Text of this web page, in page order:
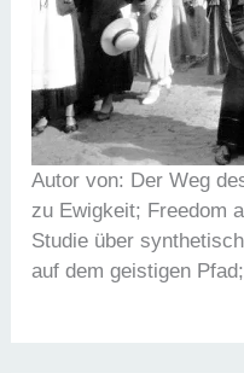
Autor von: Der Weg
zu Ewigkeit; Freedom
Studie über
auf dem geistigen Pfad;